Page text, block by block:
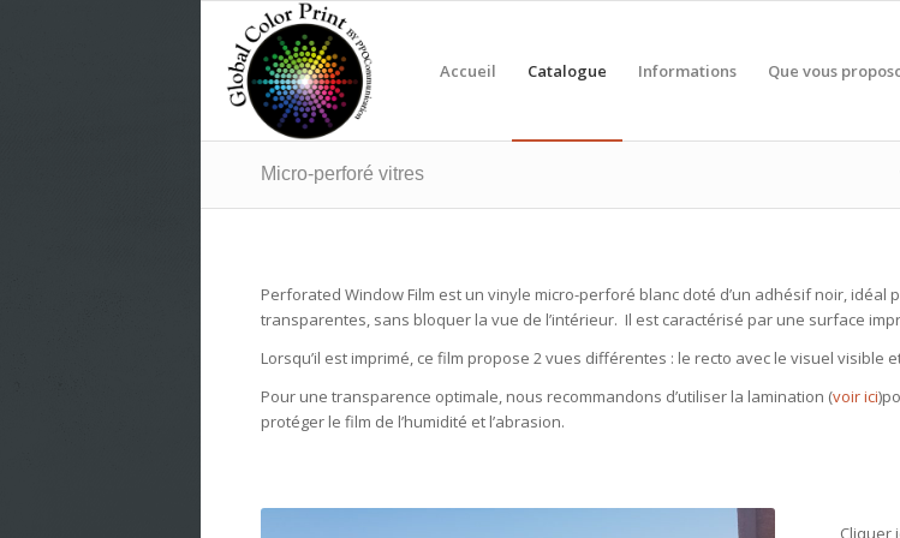
Accueil Catalogue Informations Que vous
Micro-perforé vitres
Perforated Window Film est un vinyle micro-perforé blanc doté d’un adhésif noir,
transparentes, sans bloquer la vue de l’intérieur. Il est caractérisé par une surface
Lorsqu’il est imprimé, ce film propose 2 vues différentes : le recto avec le visuel
Pour une transparence optimale, nous recommandons d’utiliser la lamination (voir ici
protéger le film de l’humidité et l’abrasion.
Cliquer